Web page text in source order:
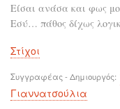
Είσαι ανάσα και φως
Εσύ… πάθος δίχως
Στίχοι
Συγγραφέας - Δημιουργός
Γιαννατσούλια